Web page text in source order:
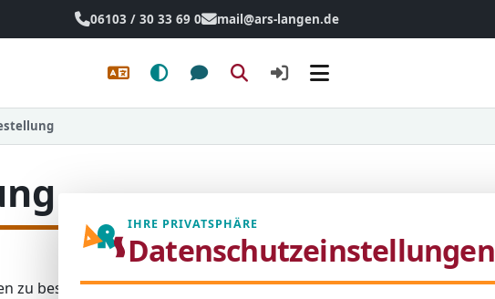
06103 / 30 33 69 0 mail@ars-langen.de
Menü
zu bestellen.
IHRE PRIVATSPHÄRE
Datenschutzeinstellungen